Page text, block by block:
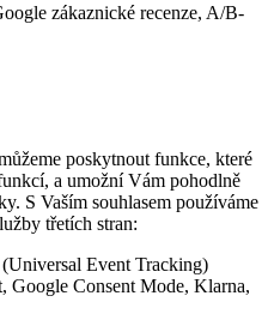
zákaznické recenze, A/B-
poskytnout funkce, které
a umožní Vám pohodlně
S Vaším souhlasem používáme
třetích stran:
Event Tracking)
Google Consent Mode, Klarna,